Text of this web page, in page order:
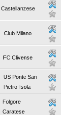
Castellanzese
Club Milano
FC Clivense
US Ponte San
Pietro-Isola
Folgore
Caratese